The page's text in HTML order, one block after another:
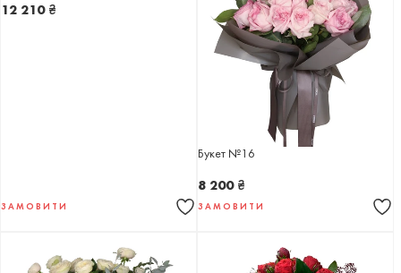
12 210 ₴
ЗАМОВИТИ
Букет №16
8 200 ₴
ЗАМОВИТИ